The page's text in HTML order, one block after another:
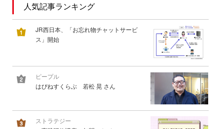
人気記事ランキング
JR西日本、「お忘れ物チャットサービ
ス」開始
ピープル
はぴねすくらぶ 若松 晃 さん
ストラテジー